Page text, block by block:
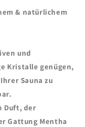
& natürlichem
und
Kristalle genügen,
Sauna zu
Duft, der
Gattung Mentha